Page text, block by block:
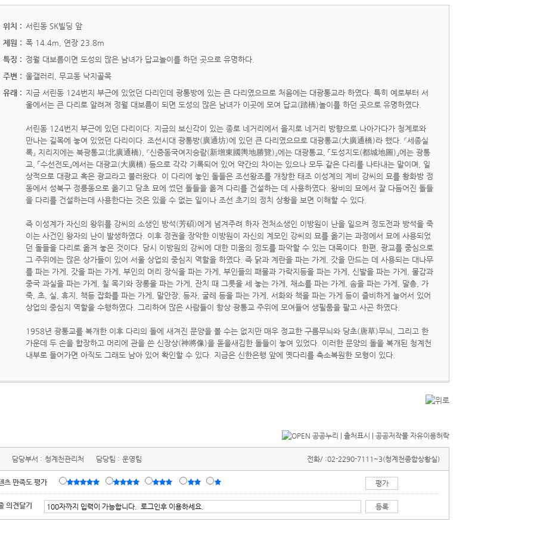
위치 : 서린동 SK빌딩 앞
제원 : 폭 14.4m, 연장 23.8m
특징 : 정월 대보름이면 도성의 많은 남녀가 답교놀이를 하던 곳으로 유명하다.
주변 : 울갤러리, 무교동 낙지골목
유래 : 지금 서린동 124번지 부근에 있었던 다리인데 광통방에 있는 큰 다리였으므로 처음에는 대광통교라 하였다. 특히 예로부터 서
울에서는 큰 다리로 알려져 정월 대보름이 되면 도성의 많은 남녀가 이곳에 모여 답교(踏橋)놀이를 하던 곳으로 유명하였다.
서린동 124번지 부근에 있던 다리이다. 지금의 보신각이 있는 종로 네거리에서 을지로 네거리 방향으로 나아가다가 청계로와
만나는 길목에 놓여 있었던 다리이다. 조선시대 광통방(廣通坊)에 있던 큰 다리였으므로 대광통교(大廣通橋)라 했다. 『세종실
록』 지리지에는 북광통교(北廣通橋), 『신증동국여지승람(新增東國輿地勝覽)』에는 대광통교, 「도성지도(都城地圖)」에는 광통
교, 「수선전도」에서는 대광교(大廣橋) 등으로 각각 기록되어 있어 약간의 차이는 있으나 모두 같은 다리를 나타내는 말이며, 일
상적으로 대광교 혹은 광교라고 불러왔다. 이 다리에 놓인 돌들은 조선왕조를 개창한 태조 이성계의 계비 강씨의 묘를 황화방 정
동에서 성북구 정릉동으로 옮기고 당초 묘에 썼던 돌들을 옮겨 다리를 건설하는 데 사용하였다. 왕비의 묘에서 잘 다듬어진 돌들
을 다리를 건설하는데 사용한다는 것은 있을 수 없는 일이나 조선 초기의 정치 상황을 보면 이해할 수 있다.
즉 이성계가 자신의 왕위를 강씨의 소생인 방석(芳碩)에게 넘겨주려 하자 전처소생인 이방원이 난을 일으켜 정도전과 방석을 죽
이는 사건인 왕자의 난이 발생하였다. 이후 정권을 장악한 이방원이 자신의 계모인 강씨의 묘를 옮기는 과정에서 묘에 사용되었
던 돌들을 다리로 옮겨 놓은 것이다. 당시 이방원의 강씨에 대한 미움의 정도를 파악할 수 있는 대목이다. 한편, 광교를 중심으로
그 주위에는 많은 상가들이 있어 서울 상업의 중심지 역할을 하였다. 즉 닭과 계란을 파는 가게, 갓을 만드는 데 사용되는 대나무
를 파는 가게, 갓을 파는 가게, 부인의 머리 장식을 파는 가게, 부인들의 패물과 가락지등을 파는 가게, 신발을 파는 가게, 물감과
중국 과실을 파는 가게, 칠 목기와 장롱을 파는 가게, 잔치 때 그릇을 세 놓는 가게, 채소를 파는 가게, 솜을 파는 가게, 말총, 가
죽, 초, 실, 휴지, 책등 잡화를 파는 가게, 말안장, 등자, 굴레 등을 파는 가게, 서화와 책을 파는 가게 등이 즐비하게 늘어서 있어
상업의 중심지 역할을 수행하였다. 그리하여 많은 사람들이 항상 광통교 주위에 모여들어 생필품을 팔고 사곤 하였다.
1958년 광통교를 복개한 이후 다리의 돌에 새겨진 문양을 볼 수는 없지만 매우 정교한 구름무늬와 당초(唐草)무늬, 그리고 한
가운데 두 손을 합장하고 머리에 관을 쓴 신장상(神將像)을 돋을새김한 돌들이 놓여 있었다. 이러한 문양의 돌을 복개된 청계천
내부로 들어가면 아직도 그래도 남아 있어 확인할 수 있다. 지금은 신한은행 앞에 옛다리를 축소복원한 모형이 있다.
담당부서 : 청계천관리처 담당팀 : 운영팀 전화/ :02-2290-7111~3(청계천종합상황실)
츠 만족도 평가
의견달기